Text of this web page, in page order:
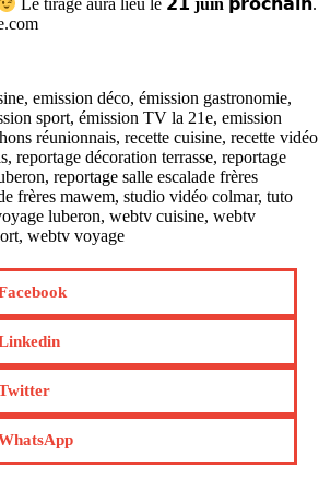
Le tirage aura lieu le 𝟮𝟭juin 𝗽𝗿𝗼𝗰𝗵𝗮𝗶𝗻.
, emission déco, émission gastronomie,
sport, émission TV la 21e, emission
réunionnais, recette cuisine, recette vidéo
, reportage décoration terrasse, reportage
, reportage salle escalade frères
frères mawem, studio vidéo colmar, tuto
luberon, webtv cuisine, webtv
, webtv voyage